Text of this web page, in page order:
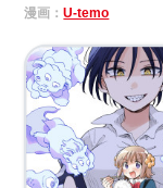
漫画：U-temo